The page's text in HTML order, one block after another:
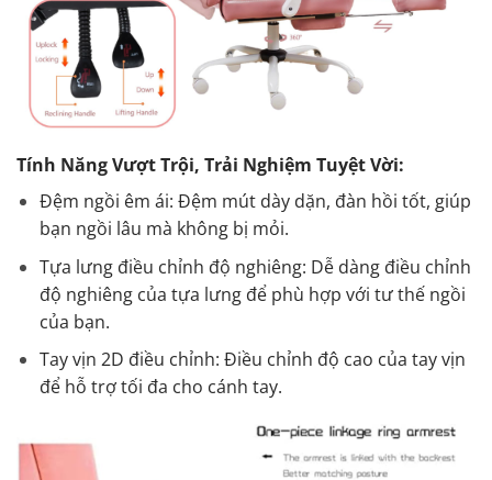
Tính Năng Vượt Trội, Trải Nghiệm Tuyệt Vời:
Đệm ngồi êm ái: Đệm mút dày dặn, đàn hồi tốt, giúp
bạn ngồi lâu mà không bị mỏi.
Tựa lưng điều chỉnh độ nghiêng: Dễ dàng điều chỉnh
độ nghiêng của tựa lưng để phù hợp với tư thế ngồi
của bạn.
Tay vịn 2D điều chỉnh: Điều chỉnh độ cao của tay vịn
để hỗ trợ tối đa cho cánh tay.